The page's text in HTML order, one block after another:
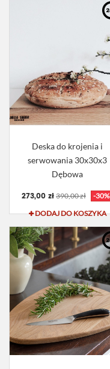
Deska do krojenia i
serwowania 30x30x3
Dębowa
273,00 zł 390,00 zł
-30%
DODAJ DO KOSZYKA